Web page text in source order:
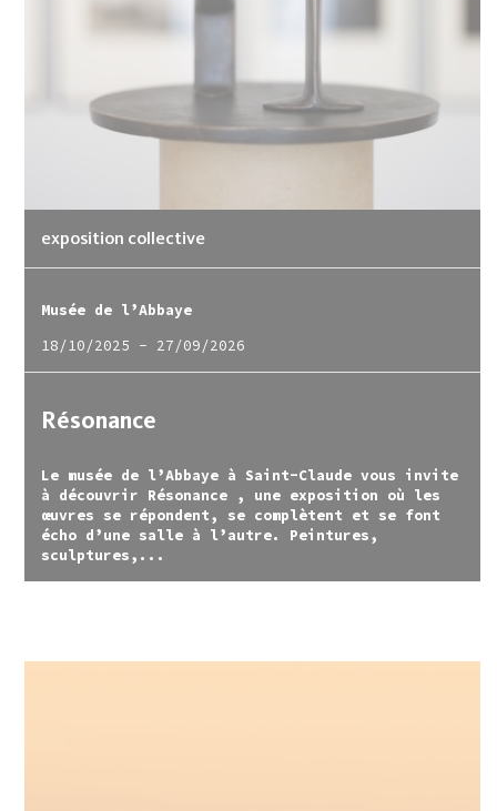
exposition collective
Résonance
Le musée de l’Abbaye à Saint-Claude vous invite
à découvrir Résonance , une exposition où les
œuvres se répondent, se complètent et se font
écho d’une salle à l’autre. Peintures,
sculptures,...
Musée de l’Abbaye
18/10/2025 - 27/09/2026